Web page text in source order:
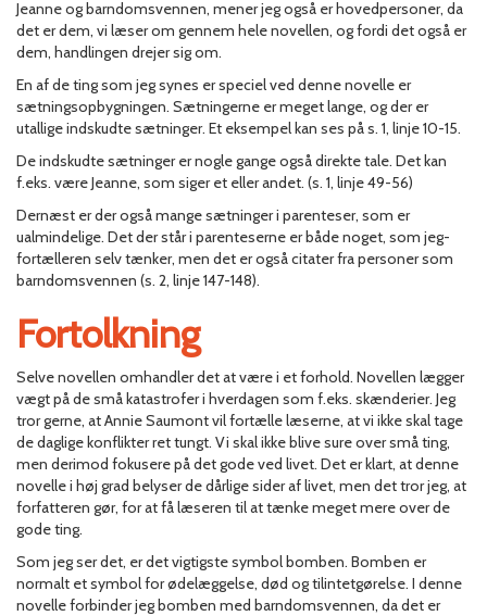
Jeanne og barndomsvennen, mener jeg også er hovedpersoner, da
det er dem, vi læser om gennem hele novellen, og fordi det også er
dem, handlingen drejer sig om.
En af de ting som jeg synes er speciel ved denne novelle er
sætningsopbygningen. Sætningerne er meget lange, og der er
utallige indskudte sætninger. Et eksempel kan ses på s. 1, linje 10-15.
De indskudte sætninger er nogle gange også direkte tale. Det kan
f.eks. være Jeanne, som siger et eller andet. (s. 1, linje 49-56)
Dernæst er der også mange sætninger i parenteser, som er
ualmindelige. Det der står i parenteserne er både noget, som jeg-
fortælleren selv tænker, men det er også citater fra personer som
barndomsvennen (s. 2, linje 147-148).
Fortolkning
Selve novellen omhandler det at være i et forhold. Novellen lægger
vægt på de små katastrofer i hverdagen som f.eks. skænderier. Jeg
tror gerne, at Annie Saumont vil fortælle læserne, at vi ikke skal tage
de daglige konflikter ret tungt. Vi skal ikke blive sure over små ting,
men derimod fokusere på det gode ved livet. Det er klart, at denne
novelle i høj grad belyser de dårlige sider af livet, men det tror jeg, at
forfatteren gør, for at få læseren til at tænke meget mere over de
gode ting.
Som jeg ser det, er det vigtigste symbol bomben. Bomben er
normalt et symbol for ødelæggelse, død og tilintetgørelse. I denne
novelle forbinder jeg bomben med barndomsvennen, da det er